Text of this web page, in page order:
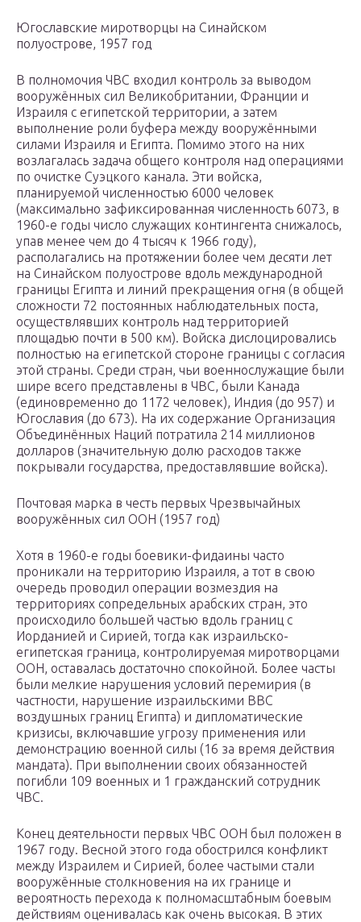
Югославские миротворцы на Синайском
полуострове, 1957 год
В полномочия ЧВС входил контроль за выводом
вооружённых сил Великобритании, Франции и
Израиля с египетской территории, а затем
выполнение роли буфера между вооружёнными
силами Израиля и Египта. Помимо этого на них
возлагалась задача общего контроля над операциями
по очистке Суэцкого канала. Эти войска,
планируемой численностью 6000 человек
(максимально зафиксированная численность 6073, в
1960-е годы число служащих контингента снижалось,
упав менее чем до 4 тысяч к 1966 году),
располагались на протяжении более чем десяти лет
на Синайском полуострове вдоль международной
границы Египта и линий прекращения огня (в общей
сложности 72 постоянных наблюдательных поста,
осуществлявших контроль над территорией
площадью почти в 500 км). Войска дислоцировались
полностью на египетской стороне границы с согласия
этой страны. Среди стран, чьи военнослужащие были
шире всего представлены в ЧВС, были Канада
(единовременно до 1172 человек), Индия (до 957) и
Югославия (до 673). На их содержание Организация
Объединённых Наций потратила 214 миллионов
долларов (значительную долю расходов также
покрывали государства, предоставлявшие войска).
Почтовая марка в честь первых Чрезвычайных
вооружённых сил ООН (1957 год)
Хотя в 1960-е годы боевики-фидаины часто
проникали на территорию Израиля, а тот в свою
очередь проводил операции возмездия на
территориях сопредельных арабских стран, это
происходило большей частью вдоль границ с
Иорданией и Сирией, тогда как израильско-
египетская граница, контролируемая миротворцами
ООН, оставалась достаточно спокойной. Более часты
были мелкие нарушения условий перемирия (в
частности, нарушение израильскими ВВС
воздушных границ Египта) и дипломатические
кризисы, включавшие угрозу применения или
демонстрацию военной силы (16 за время действия
мандата). При выполнении своих обязанностей
погибли 109 военных и 1 гражданский сотрудник
ЧВС.
Конец деятельности первых ЧВС ООН был положен в
1967 году. Весной этого года обострился конфликт
между Израилем и Сирией, более частыми стали
вооружённые столкновения на их границе и
вероятность перехода к полномасштабным боевым
действиям оценивалась как очень высокая. В этих